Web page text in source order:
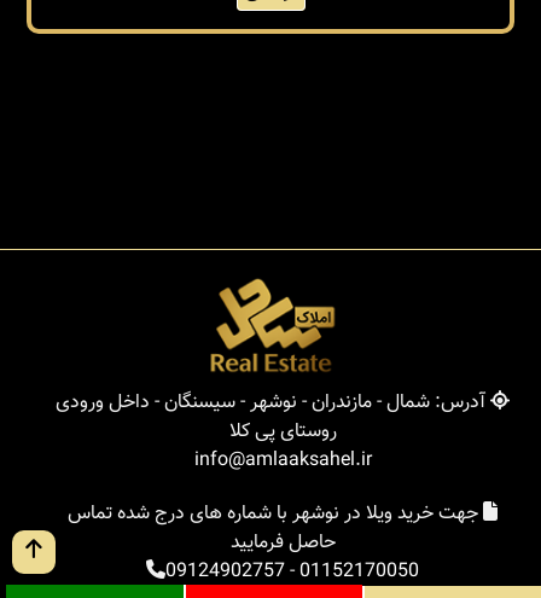
آدرس: شمال - مازندران - نوشهر - سیسنگان - داخل ورودی
روستای پی کلا
info@amlaaksahel.ir
جهت خرید ویلا در نوشهر با شماره های درج شده تماس
حاصل فرمایید
01152170050
-
09124902757